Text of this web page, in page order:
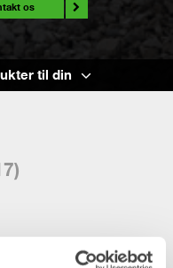
os
til din